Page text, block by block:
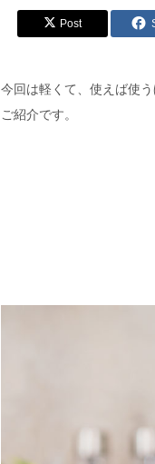
Post
今回は軽くて、使えば使
ご紹介です。